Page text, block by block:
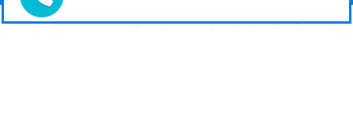
تمامی حقوق مطالب برای این سایت محفوظ می باشد.